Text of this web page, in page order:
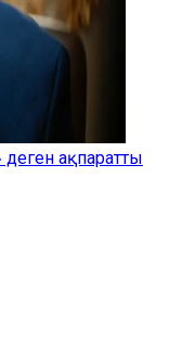
ақпаратты